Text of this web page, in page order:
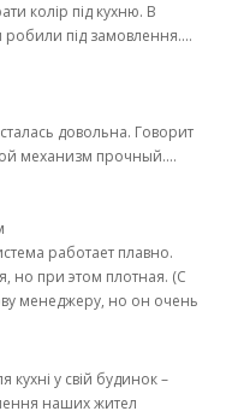
колір під кухню. В
робили під замовлення....
довольна. Говорит
механизм прочный....
работает плавно.
но при этом плотная. (С
менеджеру, но он очень
кухні у свій будинок –
наших жител